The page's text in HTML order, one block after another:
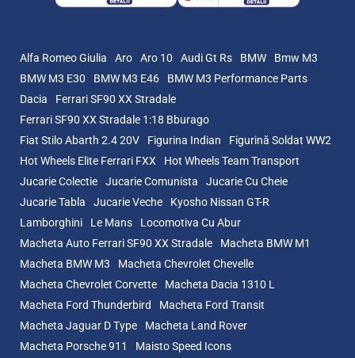
Alfa Romeo Giulia Aro Aro 10 Audi Gt Rs BMW
Bmw M3
BMW M3 E30
BMW M3 E46
BMW M3 Performance Parts
Dacia
Ferrari SF90 XX Stradale
Ferrari SF90 XX Stradale 1:18 Bburago
Fiat Stilo Abarth 2.4 20V
Figurina Indian
Figurină Soldat WW2
Hot Wheels Elite Ferrari FXX
Hot Wheels Team Transport
Jucarie Colectie
Jucarie Comunista
Jucarie Cu Cheie
Jucarie Tabla
Jucarie Veche
Kyosho Nissan GT-R
Lamborghini
Le Mans
Locomotiva Cu Abur
Macheta Auto Ferrari SF90 XX Stradale
Macheta BMW M1
Macheta BMW M3
Macheta Chevrolet Chevelle
Macheta Chevrolet Corvette
Macheta Dacia 1310 L
Macheta Ford Thunderbird
Macheta Ford Transit
Macheta Jaguar D Type
Macheta Land Rover
Macheta Porsche 911
Maisto Speed Icons